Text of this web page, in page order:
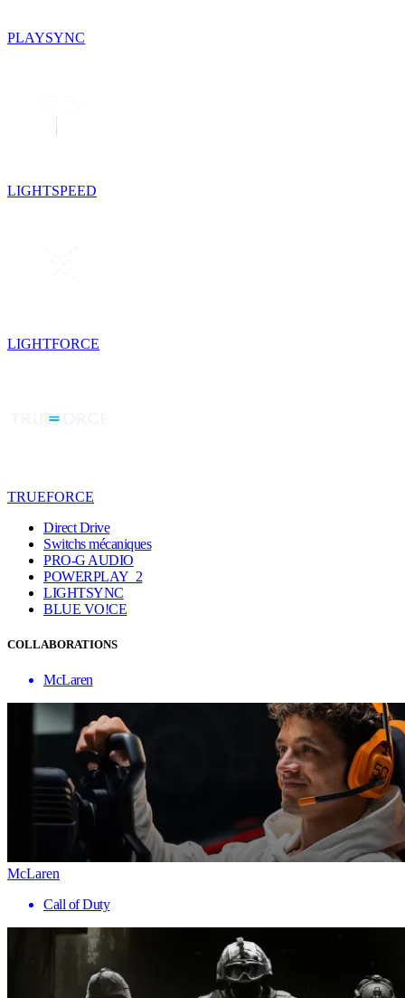
PLAYSYNC
LIGHTSPEED
LIGHTFORCE
TRUEFORCE
Direct Drive
Switchs mécaniques
PRO-G AUDIO
POWERPLAY 2
LIGHTSYNC
BLUE VO!CE
COLLABORATIONS
McLaren
McLaren
Call of Duty